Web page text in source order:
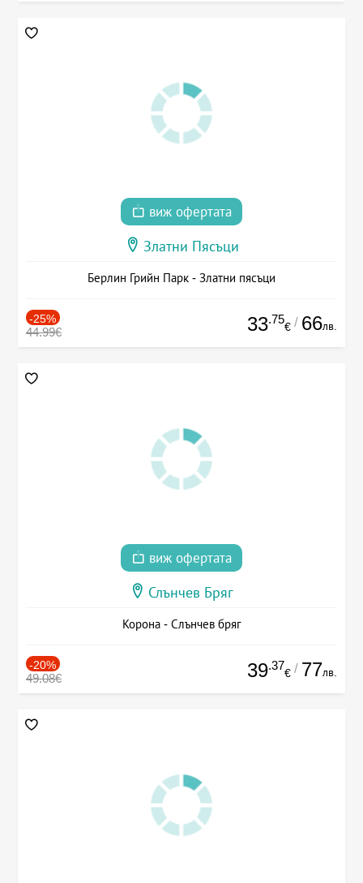
виж офертата
Златни Пясъци
Берлин Грийн Парк - Златни пясъци
-25%
44.99€ 33.75
€ / 66лв.
виж офертата
Слънчев Бряг
Корона - Слънчев бряг
-20%
49.08€ 39.37
€ / 77лв.